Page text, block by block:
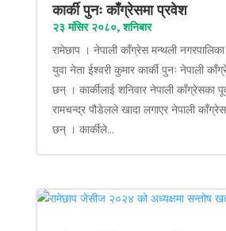
कार्की पुनः काँग्रेसमा प्रवेश
२३ मंसिर २०८०, शनिबार
रामेछाप । नेपाली काँग्रेस मन्थली
युवा नेता ईश्वरी कुमार कार्की पुनः नेपाली
छन् । कार्कीलाई शनिवार नेपाली काँग्रेसका
रामचन्द्र पौडेलले खादा लगाएर नेपाली
छन् । कार्कीले...